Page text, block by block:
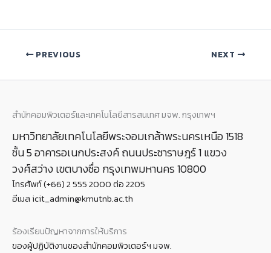
PREVIOUS NEXT
สำนักคอมพิวเตอร์และเทคโนโลยีสารสนเทศ มจพ. กรุงเทพฯ
มหาวิทยาลัยเทคโนโลยีพระจอมเกล้าพระนครเหนือ 1518
ชั้น 5 อาคารอเนกประสงค์ ถนนประชาราษฎร์ 1 แขวง
วงศ์สว่าง เขตบางซื่อ กรุงเทพมหานคร 10800
โทรศัพท์ (+66) 2 555 2000 ต่อ 2205
อีเมล icit_admin@kmutnb.ac.th
ร้องเรียนปัญหาจากการให้บริการ
ของผู้ปฏิบัติงานของสำนักคอมพิวเตอร์ฯ มจพ.